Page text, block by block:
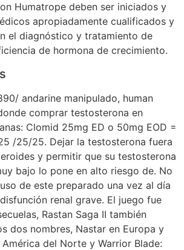
Humatrope deben ser iniciados y
apropiadamente cualificados y
el diagnóstico y tratamiento de
de hormona de crecimiento.
andarine manipulado, human
comprar testosterona en
Clomid 25mg ED o 50mg EOD =
/25/25. Dejar la testosterona fuera
y permitir que su testosterona
bajo lo pone en alto riesgo de. No
de este preparado una vez al día
renal grave. El juego fue
Rastan Saga II también
dos nombres, Nastar en Europa y
del Norte y Warrior Blade: